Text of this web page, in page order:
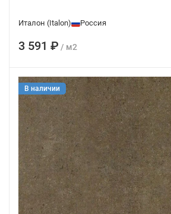
Италон (Italon) Россия
3 591 ₽ / м2
В наличии